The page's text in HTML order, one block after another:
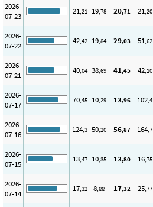
2026-
07-23
21,21 19,78 20,71 21,20
2026-
07-22
42,42 19,84 29,03 51,62
2026-
07-21
40,04 38,69 41,45 42,10
2026-
07-17
70,45 10,29 13,96 102,4
2026-
07-16
124,3 50,20 56,87 164,7
2026-
07-15
13,47 10,35 13,80 16,75
2026-
07-14
17,32 8,88 17,32 25,77